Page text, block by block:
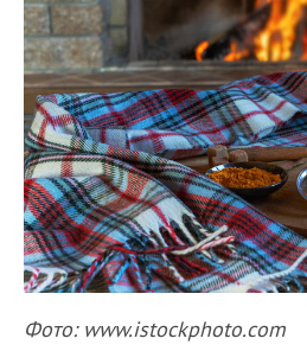
Фото: www.istockphoto.com